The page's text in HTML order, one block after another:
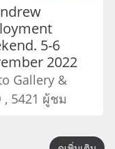
5-6
2022
Gallery &
, 5421 ผู้ชม